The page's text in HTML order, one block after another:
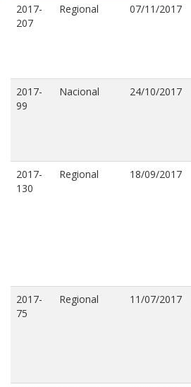
2017-
207
Regional 07/11/2017
2017-
99
Nacional 24/10/2017
2017-
130
Regional 18/09/2017
2017-
75
Regional 11/07/2017